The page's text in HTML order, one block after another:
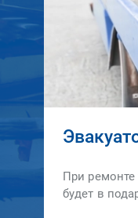
При ремонте
будет в